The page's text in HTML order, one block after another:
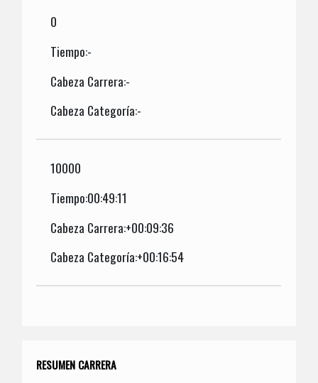
0
Tiempo:-
Cabeza Carrera:-
Cabeza Categoría:-
10000
Tiempo:00:49:11
Cabeza Carrera:+00:09:36
Cabeza Categoría:+00:16:54
RESUMEN CARRERA